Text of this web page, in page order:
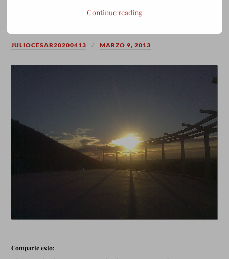
JULIOCESAR20200413 MARZO 9, 2013
Comparte esto:
Continue reading